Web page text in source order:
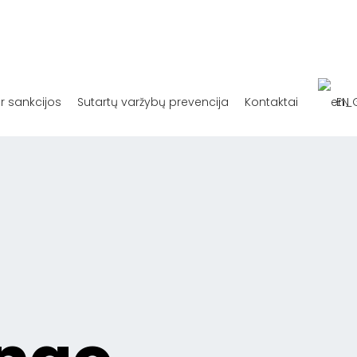
sankcijos Sutartų varžybų prevencija Kontaktai EN